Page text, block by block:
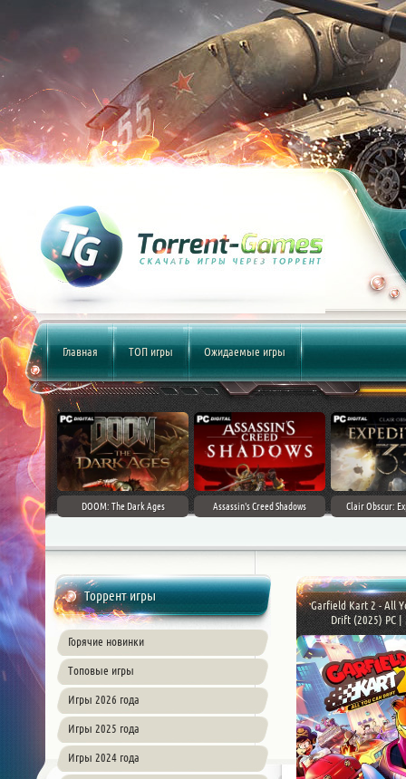
Главная ТОП игры Ожидаемые игры
DOOM: The Dark Ages Assassin's Creed Shadows Clair Obscur:
Торрент игры
Горячие новинки
Топовые игры
Игры 2026 года
Игры 2025 года
Игры 2024 года
Garfield Kart 2 - All
Drift (2025) PC |